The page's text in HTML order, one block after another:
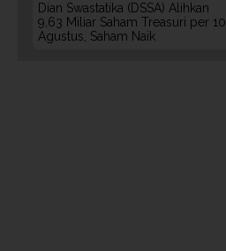
Dian Swastatika (DSSA) Alihkan
9,63 Miliar Saham Treasuri per 10
Agustus, Saham Naik